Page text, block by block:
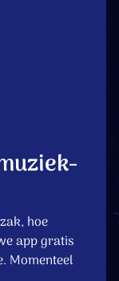
hoe
app gratis
Momenteel